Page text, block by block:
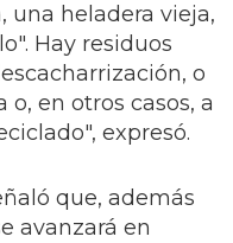
una heladera vieja,
Hay residuos
o
en otros casos, a
expresó.
que, además
avanzará en